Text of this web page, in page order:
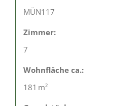
MÜN117
Zimmer:
7
Wohnfläche ca.:
181 m²